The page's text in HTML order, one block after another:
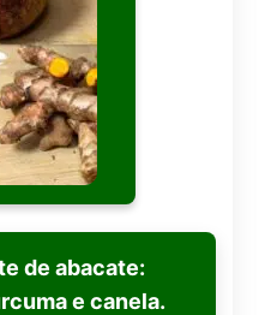
de abacate:
e canela.